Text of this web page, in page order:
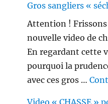
Gros sangliers «
Attention !
nouvelle video de
En regardant cette
pourquoi la
avec ces gros …